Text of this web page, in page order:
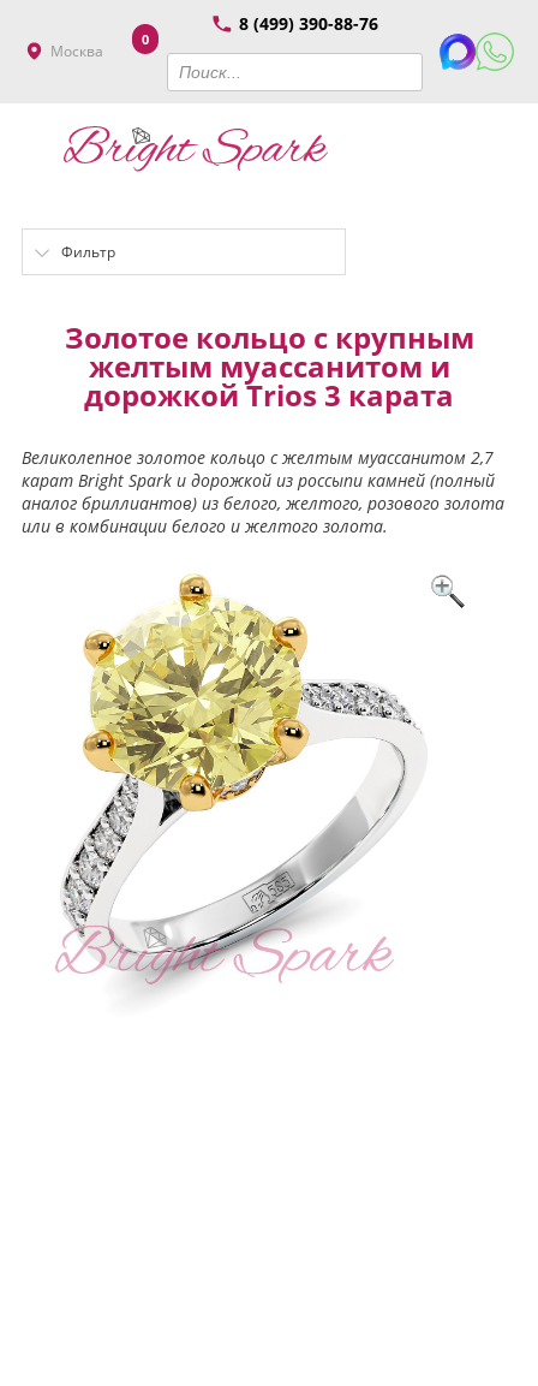
Москва
8 (499) 390-88-76
0
Фильтр
Золотое кольцо с крупным
желтым муассанитом и
дорожкой Trios 3 карата
Великолепное золотое кольцо с желтым муассанитом 2,7
карат Bright Spark и дорожкой из россыпи камней (полный
аналог бриллиантов) из белого, желтого, розового золота
или в комбинации белого и желтого золота.